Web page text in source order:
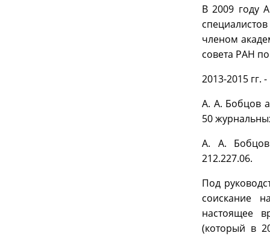
В 2009 году
членом
совета РАН
2013-2015
А. А. Бобцов
50
А. А. Бобцов
212.227.06.
Под
соискание
настоящее
(который в